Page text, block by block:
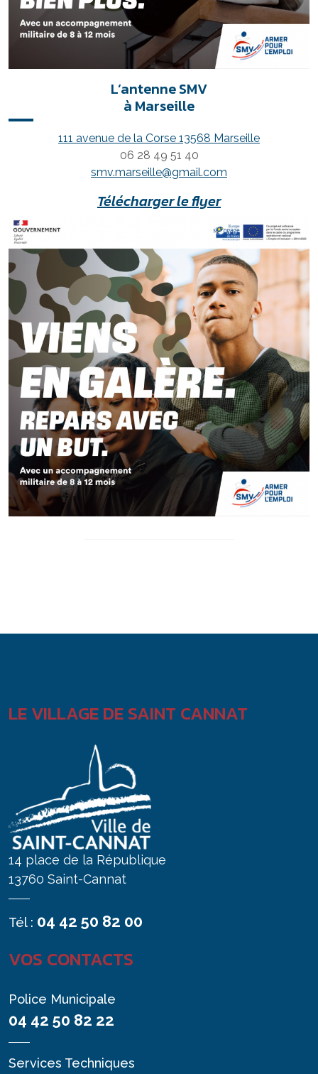
L’antenne SMV
à Marseille
111 avenue de la Corse 13568 Marseille
06 28 49 51 40
smv.marseille@gmail.com
Télécharger le flyer
LE VILLAGE DE SAINT CANNAT
14 place de la République
13760 Saint-Cannat
Tél : 04 42 50 82 00
VOS CONTACTS
Police Municipale
04 42 50 82 22
Services Techniques